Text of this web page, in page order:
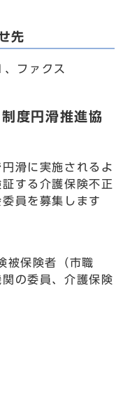
先
ファクス
度円滑推進協
滑に実施されるよ
する介護保険不正
員を募集します
保険者（市職
の委員、介護保険